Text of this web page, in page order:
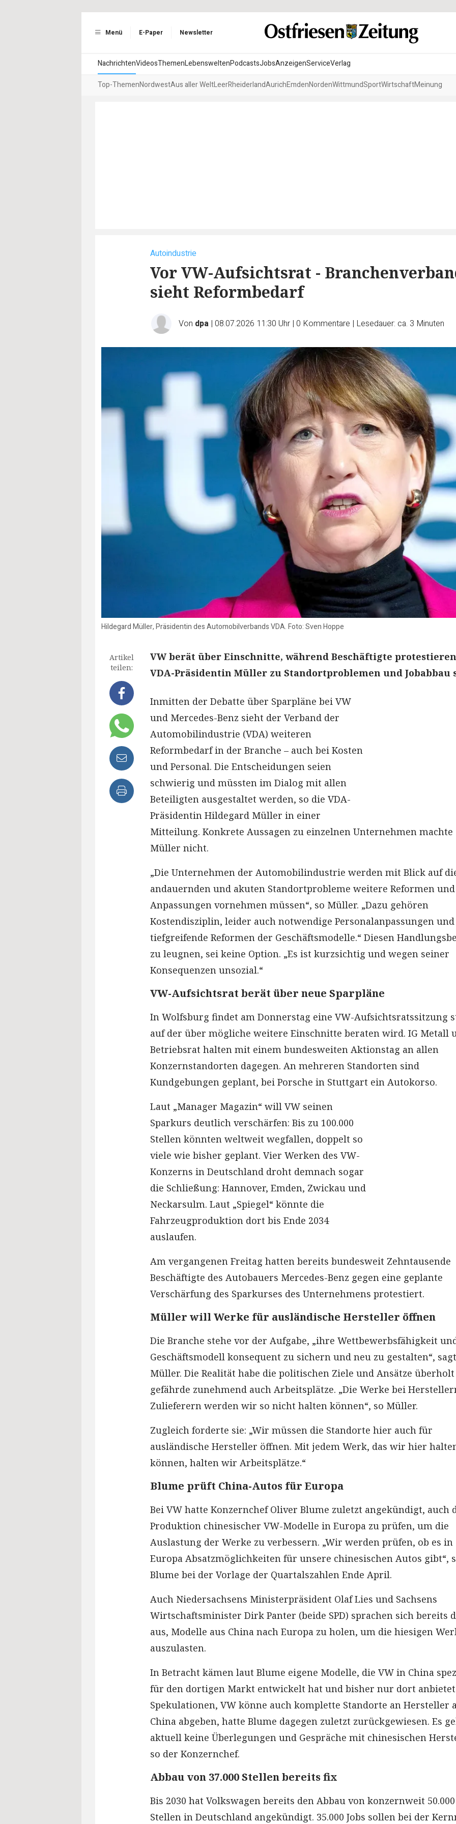
Menü E-Paper Newsletter
NachrichtenVideosThemenLebensweltenPodcastsJobsAnzeigenServiceVerlag
Top-ThemenNordwestAus aller WeltLeerRheiderlandAurichEmdenNordenWittmundSportWirtschaftMeinung
Autoindustrie
Vor VW-Aufsichtsrat -
sieht Reformbedarf
Von dpa | 08.07.2026 11:30 Uhr | 0 Kommentare | Lesedauer: ca. 3 Minuten
Hildegard Müller, Präsidentin des Automobilverbands VDA. Foto: Sven Hoppe
Artikel
teilen:
VW berät über Einschnitte, während Beschäftigte
VDA-Präsidentin Müller zu Standortproblemen und Jobabbau
Inmitten der Debatte über Sparpläne bei VW
und Mercedes-Benz sieht der Verband der
Automobilindustrie (VDA) weiteren
Reformbedarf in der Branche – auch bei Kosten
und Personal. Die Entscheidungen seien
schwierig und müssten im Dialog mit allen
Beteiligten ausgestaltet werden, so die VDA-
Präsidentin Hildegard Müller in einer
Mitteilung. Konkrete Aussagen zu einzelnen Unternehmen machte
Müller nicht.
„Die Unternehmen der Automobilindustrie werden mit Blick auf
andauernden und akuten Standortprobleme weitere Reformen und
Anpassungen vornehmen müssen“, so Müller. „Dazu gehören
Kostendisziplin, leider auch notwendige Personalanpassungen und
tiefgreifende Reformen der Geschäftsmodelle.“ Diesen
zu leugnen, sei keine Option. „Es ist kurzsichtig und wegen seiner
Konsequenzen unsozial.“
VW-Aufsichtsrat berät über neue Sparpläne
In Wolfsburg findet am Donnerstag eine VW-Aufsichtsratssitzung
auf der über mögliche weitere Einschnitte beraten wird. IG Metall
Betriebsrat halten mit einem bundesweiten Aktionstag an allen
Konzernstandorten dagegen. An mehreren Standorten sind
Kundgebungen geplant, bei Porsche in Stuttgart ein Autokorso.
Laut „Manager Magazin“ will VW seinen
Sparkurs deutlich verschärfen: Bis zu 100.000
Stellen könnten weltweit wegfallen, doppelt so
viele wie bisher geplant. Vier Werken des VW-
Konzerns in Deutschland droht demnach sogar
die Schließung: Hannover, Emden, Zwickau und
Neckarsulm. Laut „Spiegel“ könnte die
Fahrzeugproduktion dort bis Ende 2034
auslaufen.
Am vergangenen Freitag hatten bereits bundesweit Zehntausende
Beschäftigte des Autobauers Mercedes-Benz gegen eine geplante
Verschärfung des Sparkurses des Unternehmens protestiert.
Müller will Werke für ausländische Hersteller öffnen
Die Branche stehe vor der Aufgabe, „ihre Wettbewerbsfähigkeit
Geschäftsmodell konsequent zu sichern und neu zu gestalten“,
Müller. Die Realität habe die politischen Ziele und Ansätze
gefährde zunehmend auch Arbeitsplätze. „Die Werke bei
Zulieferern werden wir so nicht halten können“, so Müller.
Zugleich forderte sie: „Wir müssen die Standorte hier auch für
ausländische Hersteller öffnen. Mit jedem Werk, das wir hier
können, halten wir Arbeitsplätze.“‪
Blume prüft China-Autos für Europa
Bei VW hatte Konzernchef Oliver Blume zuletzt angekündigt, auch
Produktion chinesischer VW-Modelle in Europa zu prüfen, um die
Auslastung der Werke zu verbessern. „Wir werden prüfen, ob es in
Europa Absatzmöglichkeiten für unsere chinesischen Autos gibt“,
Blume bei der Vorlage der Quartalszahlen Ende April.
Auch Niedersachsens Ministerpräsident Olaf Lies und Sachsens
Wirtschaftsminister Dirk Panter (beide SPD) sprachen sich bereits
aus, Modelle aus China nach Europa zu holen, um die hiesigen
auszulasten.
In Betracht kämen laut Blume eigene Modelle, die VW in China
für den dortigen Markt entwickelt hat und bisher nur dort
Spekulationen, VW könne auch komplette Standorte an Hersteller
China abgeben, hatte Blume dagegen zuletzt zurückgewiesen. Es
aktuell keine Überlegungen und Gespräche mit chinesischen
so der Konzernchef.
Abbau von 37.000 Stellen bereits fix
Bis 2030 hat Volkswagen bereits den Abbau von konzernweit 50.000
Stellen in Deutschland angekündigt. 35.000 Jobs sollen bei der